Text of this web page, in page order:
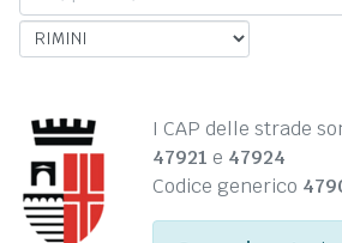
I CAP delle strade
47921 e 47924
Codice generico